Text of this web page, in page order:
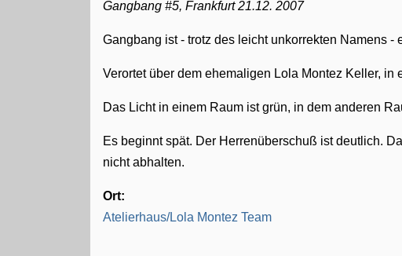
Gangbang #5, Frankfurt 21.12. 2007
Gangbang ist - trotz des leicht unkorrekten Namens -
Verortet über dem ehemaligen Lola Montez Keller, in
Das Licht in einem Raum ist grün, in dem anderen
Es beginnt spät. Der Herrenüberschuß ist deutlich.
nicht abhalten.
Ort:
Atelierhaus/Lola Montez Team